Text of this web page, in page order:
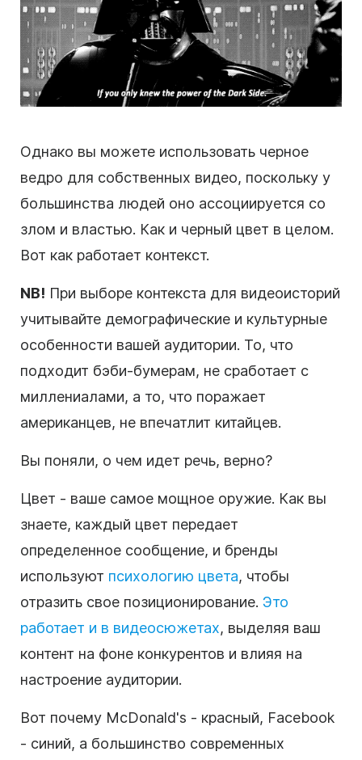
Однако вы можете использовать черное
ведро для собственных видео, поскольку у
большинства людей оно ассоциируется со
злом и властью. Как и черный цвет в целом.
Вот как работает контекст.
NB! При выборе контекста для видеоисторий
учитывайте демографические и культурные
особенности вашей аудитории. То, что
подходит бэби-бумерам, не сработает с
миллениалами, а то, что поражает
американцев, не впечатлит китайцев.
Вы поняли, о чем идет речь, верно?
Цвет - ваше самое мощное оружие. Как вы
знаете, каждый цвет передает
определенное сообщение, и бренды
используют психологию цвета, чтобы
отразить свое позиционирование. Это
работает и в видеосюжетах, выделяя ваш
контент на фоне конкурентов и влияя на
настроение аудитории.
Вот почему McDonald's - красный, Facebook
- синий, а большинство современных